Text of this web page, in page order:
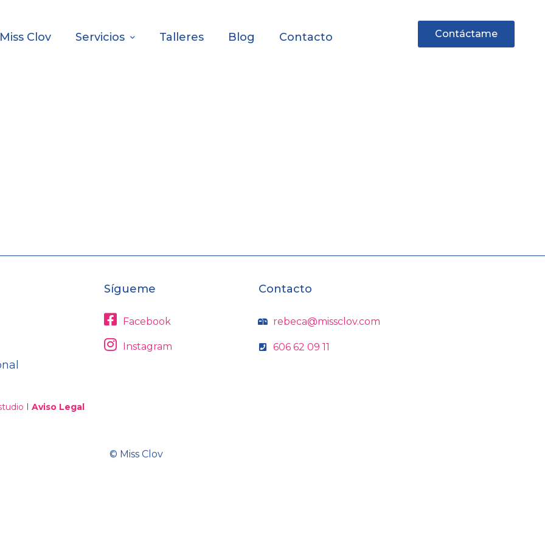
Clov Servicios Talleres Blog Contacto Contáctame
I Aviso Legal
Sígueme
Facebook
Instagram
Contacto
rebeca@missclov.com
606 62 09 11
© Miss Clov